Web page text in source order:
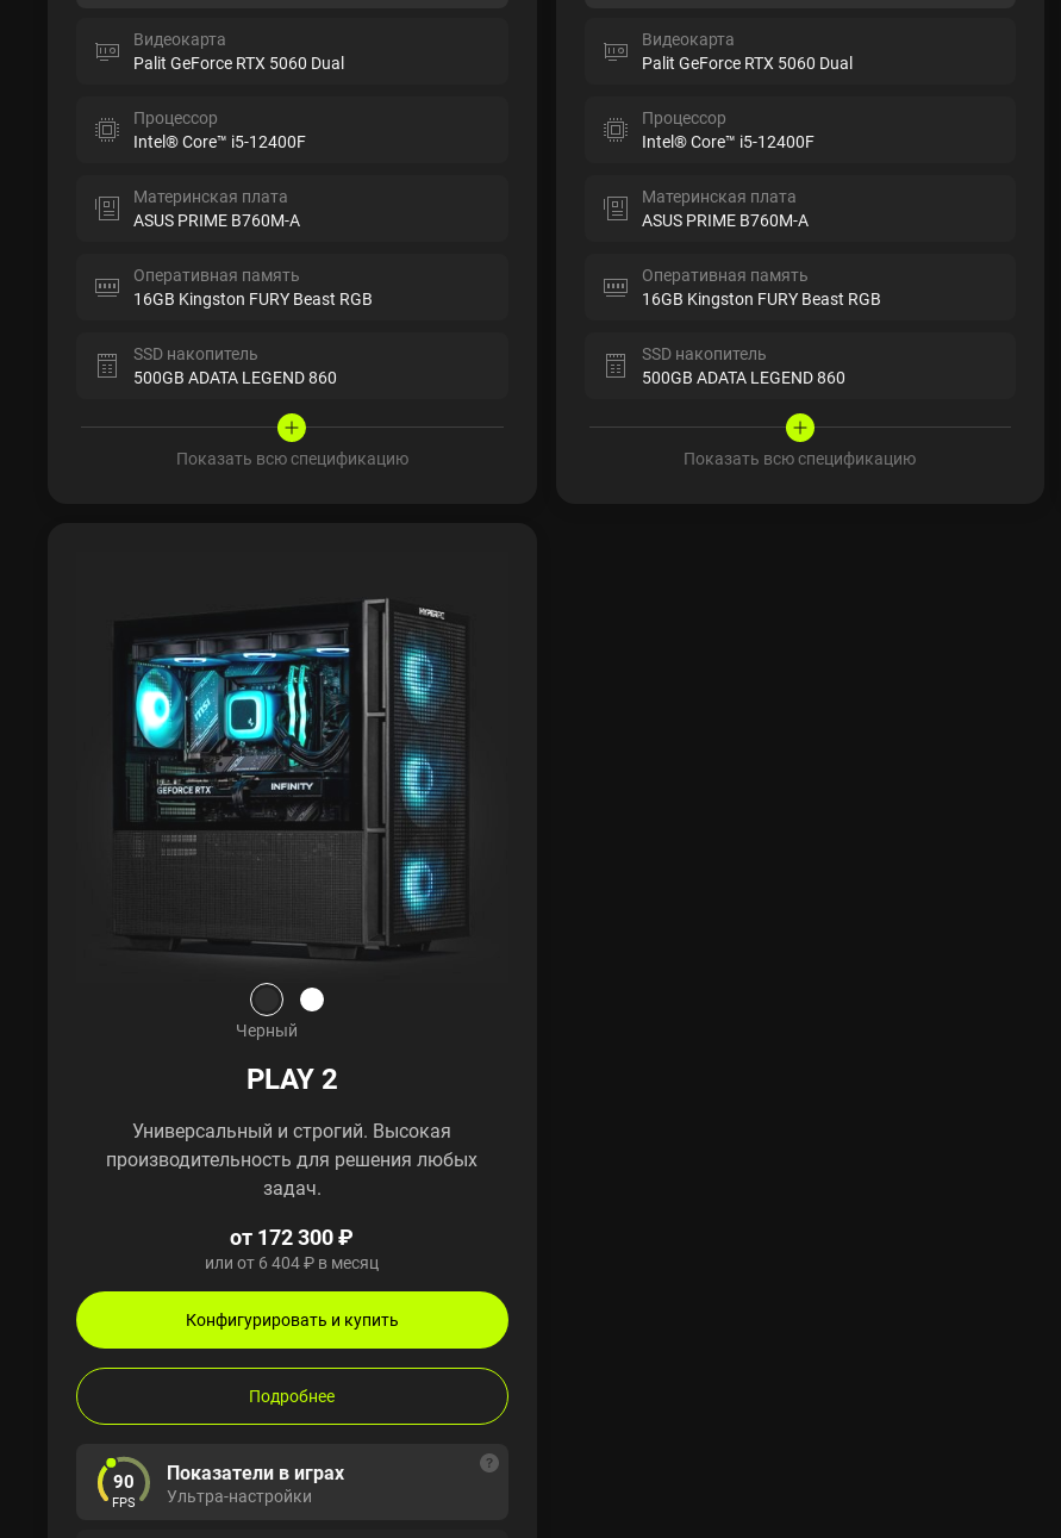
Видеокарта
Palit GeForce RTX 5060 Dual
Процессор
Intel® Core™ i5-12400F
Материнская плата
ASUS PRIME B760M-A
Оперативная память
16GB Kingston FURY Beast RGB
SSD накопитель
500GB ADATA LEGEND 860
Показать всю спецификацию
Видеокарта
Palit GeForce RTX 5060 Dual
Процессор
Intel® Core™ i5-12400F
Материнская плата
ASUS PRIME B760M-A
Оперативная память
16GB Kingston FURY Beast RGB
SSD накопитель
500GB ADATA LEGEND 860
Показать всю спецификацию
Черный
PLAY 2
Универсальный и строгий. Высокая
производительность для решения любых
задач.
от 172 300 ₽
или от 6 404 ₽ в месяц
Конфигурировать и купить
Подробнее
90
FPS
Показатели в играх
Ультра-настройки